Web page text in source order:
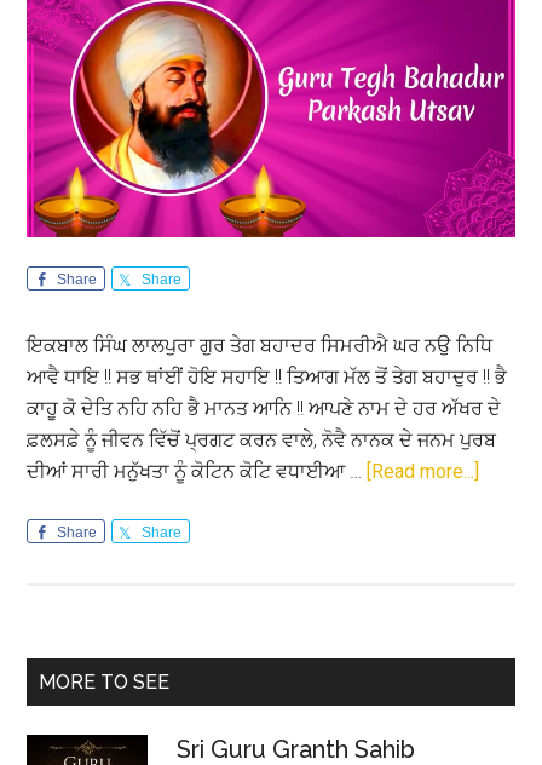
Share Share
ਇਕਬਾਲ ਸਿੰਘ ਲਾਲਪੁਰਾ ਗੁਰ ਤੇਗ ਬਹਾਦਰ ਸਿਮਰੀਐ ਘਰ ਨਉ ਨਿਧਿ
ਆਵੈ ਧਾਇ !! ਸਭ ਥਾਂਈਂ ਹੋਇ ਸਹਾਇ !! ਤਿਆਗ ਮੱਲ ਤੋਂ ਤੇਗ ਬਹਾਦੁਰ !! ਭੈ
ਕਾਹੂ ਕੋ ਦੇਤਿ ਨਹਿ ਨਹਿ ਭੈ ਮਾਨਤ ਆਨਿ !! ਆਪਣੇ ਨਾਮ ਦੇ ਹਰ ਅੱਖਰ ਦੇ
ਫ਼ਲਸਫ਼ੇ ਨੂੰ ਜੀਵਨ ਵਿੱਚੋਂ ਪ੍ਰਗਟ ਕਰਨ ਵਾਲੇ, ਨੋਵੈ ਨਾਨਕ ਦੇ ਜਨਮ ਪੁਰਬ
ਦੀਆਂ ਸਾਰੀ ਮਨੁੱਖਤਾ ਨੂੰ ਕੋਟਿਨ ਕੋਟਿ ਵਧਾਈਆ … [Read more...]
Share Share
Primary
MORE TO SEE
Sri Guru Granth Sahib